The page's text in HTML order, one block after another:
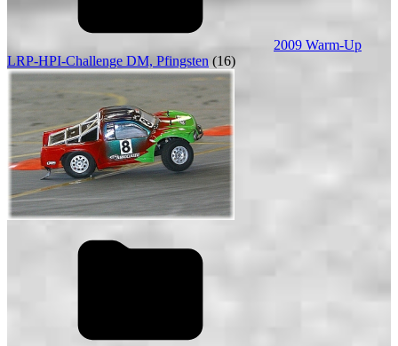
2009 Warm-Up
LRP-HPI-Challenge DM, Pfingsten (16)